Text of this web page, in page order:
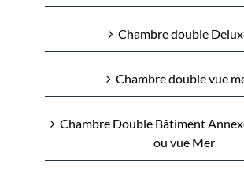
Chambre double
Chambre double vue
Chambre Double Bâtiment
ou vue Mer